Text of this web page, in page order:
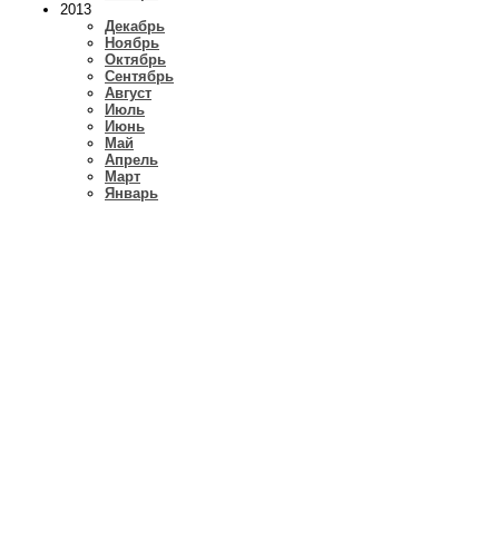
2013
Декабрь
Ноябрь
Октябрь
Сентябрь
Август
Июль
Июнь
Май
Апрель
Март
Январь